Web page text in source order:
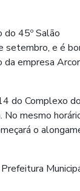
do 45º Salão
setembro, e é
da empresa
do Complexo do
No mesmo
o